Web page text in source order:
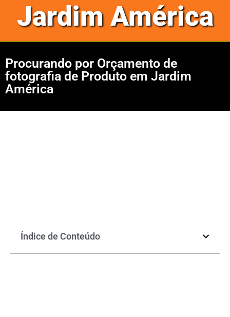
Jardim América
Procurando por Orçamento de
fotografia de Produto em Jardim
América
Índice de Conteúdo